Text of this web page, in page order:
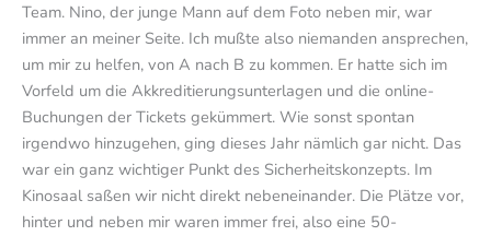
Team. Nino, der junge Mann auf dem Foto neben mir, war
immer an meiner Seite. Ich mußte also niemanden ansprechen,
um mir zu helfen, von A nach B zu kommen. Er hatte sich im
Vorfeld um die Akkreditierungsunterlagen und die online-
Buchungen der Tickets gekümmert. Wie sonst spontan
irgendwo hinzugehen, ging dieses Jahr nämlich gar nicht. Das
war ein ganz wichtiger Punkt des Sicherheitskonzepts. Im
Kinosaal saßen wir nicht direkt nebeneinander. Die Plätze vor,
hinter und neben mir waren immer frei, also eine 50-